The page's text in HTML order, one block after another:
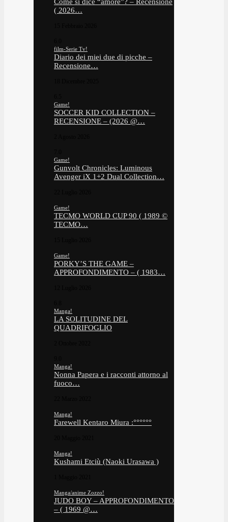
( 2026…
film-Serie Tv!
Diario dei miei due di picche –
Recensione…
Game!
SOCCER KID COLLECTION –
RECENSIONE – (2026 @…
Game!
Gunvolt Chronicles: Luminous
Avenger iX 1+2 Dual Collection…
Game!
TECMO WORLD CUP 90 ( 1989 ©
TECMO…
Game!
PORKY’S THE GAME –
APPROFONDIMENTO – ( 1983…
Manga!
LA SOLITUDINE DEL
QUADRIFOGLIO
Manga!
Nonna Papera e i racconti attorno al
fuoco…
Manga!
Farewell Kentaro Miura :°°°°°°
Manga!
Kushami Etciù (Naoki Urasawa )
Manga/anime Zozzo!
JUDO BOY – APPROFONDIMENTO
– ( 1969 @…